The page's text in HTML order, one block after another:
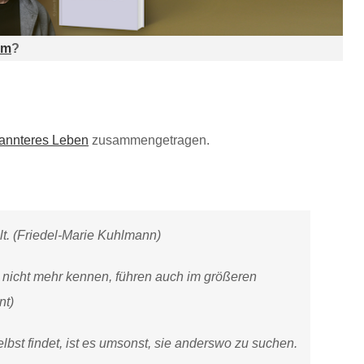
?
Leben zusammengetragen.
(Friedel-Marie Kuhlmann)
mehr kennen, führen auch im größeren
findet, ist es umsonst, sie anderswo zu suchen.